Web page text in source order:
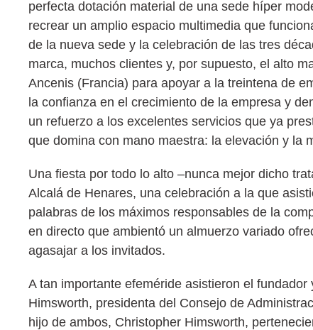
perfecta dotación material de una sede híper
recrear un amplio espacio multimedia que
de la nueva sede y la celebración de las tres
marca, muchos clientes y, por supuesto, el alto
Ancenis (Francia) para apoyar a la treintena de
la confianza en el crecimiento de la empresa y
un refuerzo a los excelentes servicios que ya
que domina con mano maestra: la elevación y la
Una fiesta por todo lo alto –nunca mejor dicho
Alcalá de Henares, una celebración a la que
palabras de los máximos responsables de la
en directo que ambientó un almuerzo variado
agasajar a los invitados.
A tan importante efeméride asistieron el
Himsworth, presidenta del Consejo de
hijo de ambos, Christopher Himsworth,